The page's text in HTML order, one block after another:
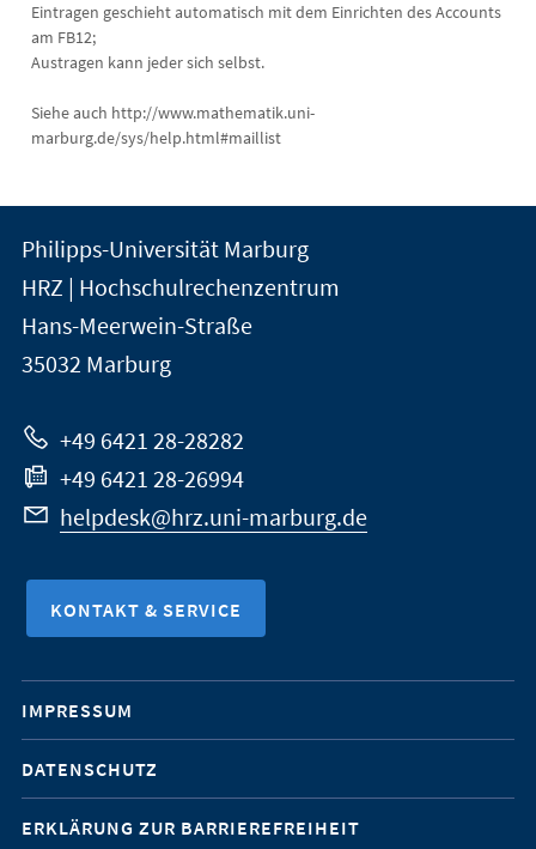
Eintragen geschieht automatisch mit dem Einrichten des Accounts
am FB12;
Austragen kann jeder sich selbst.
Siehe auch http://www.mathematik.uni-
marburg.de/sys/help.html#maillist
Kontakt
und
Informationen
zur
Website
der
Universität
Marburg
Philipps-Universität Marburg
HRZ | Hochschulrechenzentrum
Hans-Meerwein-Straße
35032 Marburg
+49 6421 28-28282
+49 6421 28-26994
helpdesk@hrz.uni-marburg.de
KONTAKT & SERVICE
Mobile-
Service-
Navigation
IMPRESSUM
DATENSCHUTZ
ERKLÄRUNG ZUR BARRIEREFREIHEIT